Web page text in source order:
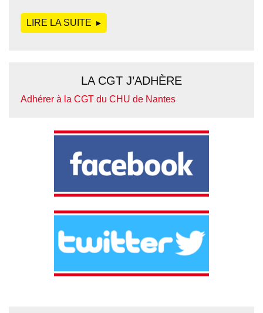
LIRE LA SUITE DE
LA CGT J’ADHÈRE
Adhérer à la CGT du CHU de Nantes